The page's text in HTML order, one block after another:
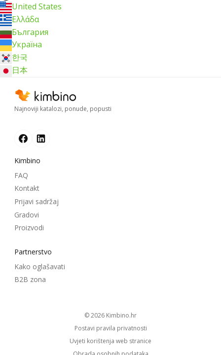
United States
Ελλάδα
България
Україна
한국
日本
Najnoviji katalozi, ponude, popusti
Kimbino
FAQ
Kontakt
Prijavi sadržaj
Gradovi
Proizvodi
Partnerstvo
Kako oglašavati
B2B zona
© 2026
kimbino.hr
Postavi pravila privatnosti
Uvjeti korištenja web stranice